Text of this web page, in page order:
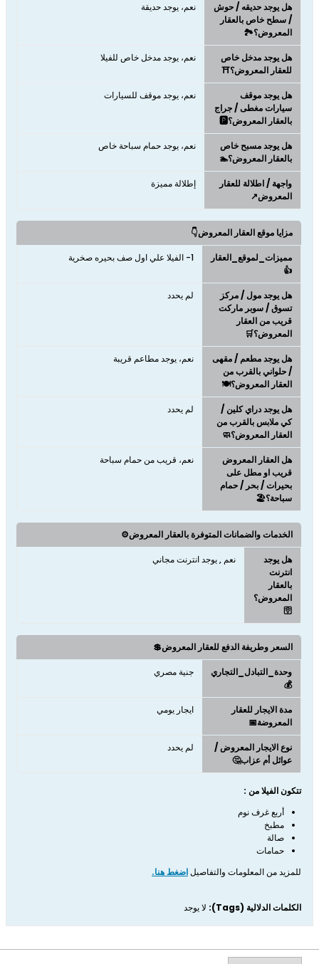
هل يوجد حديقه / حوش
/ سطح خاص بالعقار
المعروض؟🏞️
نعم، يوجد حديقة
هل يوجد مدخل خاص
للعقار المعروض؟⛩️
نعم، يوجد مدخل خاص للفيلا
هل يوجد موقف
سيارات مغطى / جراج
بالعقار المعروض؟🅿️
نعم، يوجد موقف للسيارات
هل يوجد مسبح خاص
بالعقار المعروض؟🏊
نعم، يوجد حمام سباحة خاص
واجهة / اطلالة للعقار
المعروض↗️
إطلالة مميزة
مزايا موقع العقار المعروض👇
مميزات_لموقع_العقار
👍
1- الفيلا علي اول صف بحيره صخرية
هل يوجد مول / مركز
تسوق / سوبر ماركت
قريب من العقار
المعروض؟🛒
لم يحدد
هل يوجد مطعم / مقهى
/ حلواني بالقرب من
العقار المعروض؟🍽️
نعم، يوجد مطاعم قريبة
هل يوجد دراي كلين /
كي ملابس بالقرب من
العقار المعروض؟🧼
لم يحدد
هل العقار المعروض
قريب او مطل على
بحيرات / بحر / حمام
سباحة؟🏖️
نعم، قريب من حمام سباحة
الخدمات والضمانات المتوفرة بالعقار المعروض⚙️
هل يوجد
انترنت
بالعقار
المعروض؟
🛜
نعم , يوجد انترنت مجاني
السعر وطريفة الدفع للعقار المعروض💲
وحدة_التبادل_التجاري
💰
جنية مصري
مدة الايجار للعقار
المعروضة📅
ايجار يومي
نوع الايجار المعروض /
عوائل أم عزاب🤔
لم يحدد
تتكون الفيلا من :
أربع غرف نوم
مطبخ
صالة
حمامات
للمزيد من المعلومات والتفاصيلاضغط هنا.
الكلمات الدلالية (Tags): لا يوجد